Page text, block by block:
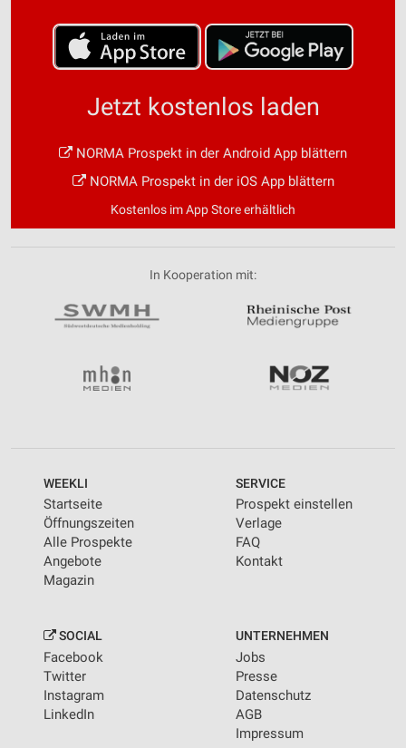
Jetzt kostenlos laden
NORMA Prospekt in der Android App blättern
NORMA Prospekt in der iOS App blättern
Kostenlos im App Store erhältlich
In Kooperation mit:
WEEKLI
Startseite
Öffnungszeiten
Alle Prospekte
Angebote
Magazin
SERVICE
Prospekt einstellen
Verlage
FAQ
Kontakt
SOCIAL
Facebook
Twitter
Instagram
LinkedIn
UNTERNEHMEN
Jobs
Presse
Datenschutz
AGB
Impressum